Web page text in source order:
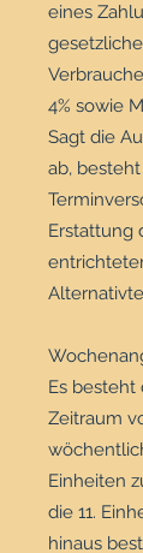
eines
4% sowie
Sagt die
ab,
Erstattung
Es besteht
Zeitraum
Einheiten
die 11.
hinaus